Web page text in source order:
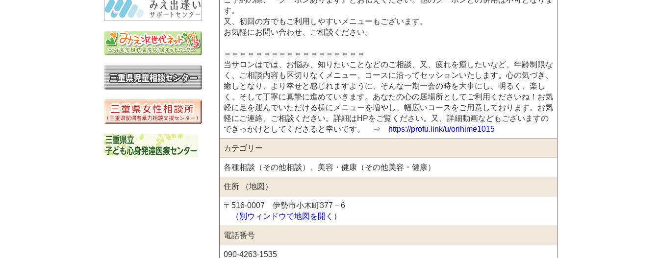
す。
又、初回の方でもご利用しやすいメニューもございます。
お気軽にお問い合わせ、ご相談ください。
＝＝＝＝＝＝＝＝＝＝＝＝＝＝＝＝＝＝
当サロンはでは、お悩み、知りたいことなどのご相談、又、疲れを癒したいなど、年齢制限な
く、ご相談内容も区切りなくメニュー、コースに沿ってセッションいたします。心の気づき、
癒しとなり、より幸せと感じれますように、そんな一期一会の時を大事にし、明るく、楽し
く、そして丁寧に真摯に進めていきます。あなたの心の居場所としてご利用くださいね！お気
軽に足を運んでいただける様にメニューを増やし、幅広いコースをご用意しております。お気
軽にご連絡、ご相談ください。詳細はHPをご覧ください。又、詳細動画などもございますの
できっかけとしてくださると幸いです。 ⇒
https://profu.link/u/orihime1015
カテゴリー
各種相談（その他相談）、美容・健康（その他美容・健康）
住所 （地図）
〒516-0007 伊勢市小木町377－6
（別ウィンドウで地図を開く）
電話番号
090-4263-1535